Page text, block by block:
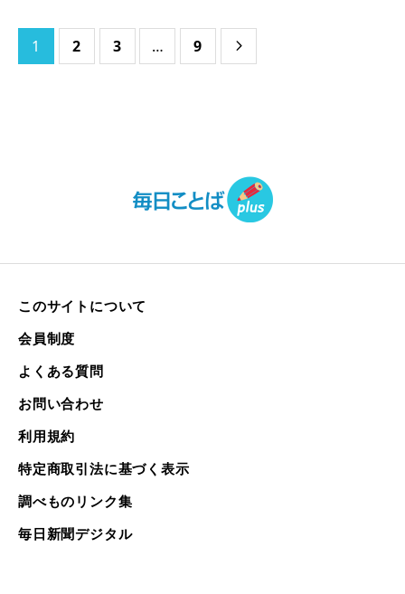
1 2 3 … 9 
このサイトについて
会員制度
よくある質問
お問い合わせ
利用規約
特定商取引法に基づく表示
調べものリンク集
毎日新聞デジタル